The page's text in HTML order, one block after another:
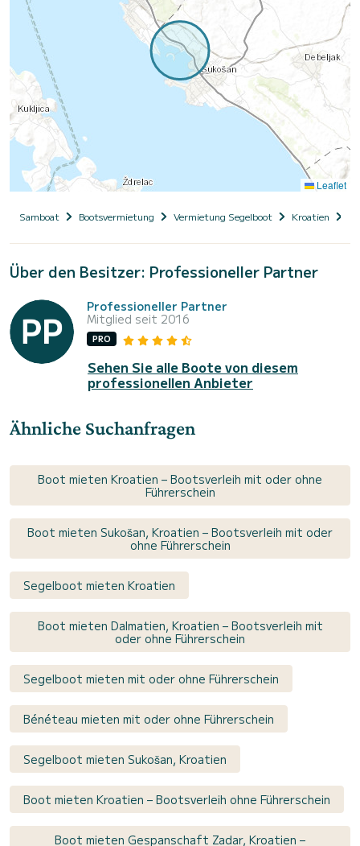
Leaflet
Samboat Bootsvermietung Vermietung Segelboot Kroatien
Über den Besitzer: Professioneller Partner
Professioneller Partner
Mitglied seit 2016
PRO
Sehen Sie alle Boote von diesem
professionellen Anbieter
Ähnliche Suchanfragen
Boot mieten Kroatien – Bootsverleih mit oder ohne
Führerschein
Boot mieten Sukošan, Kroatien – Bootsverleih mit oder
ohne Führerschein
Segelboot mieten Kroatien
Boot mieten Dalmatien, Kroatien – Bootsverleih mit
oder ohne Führerschein
Segelboot mieten mit oder ohne Führerschein
Bénéteau mieten mit oder ohne Führerschein
Segelboot mieten Sukošan, Kroatien
Boot mieten Kroatien – Bootsverleih ohne Führerschein
Boot mieten Gespanschaft Zadar, Kroatien –